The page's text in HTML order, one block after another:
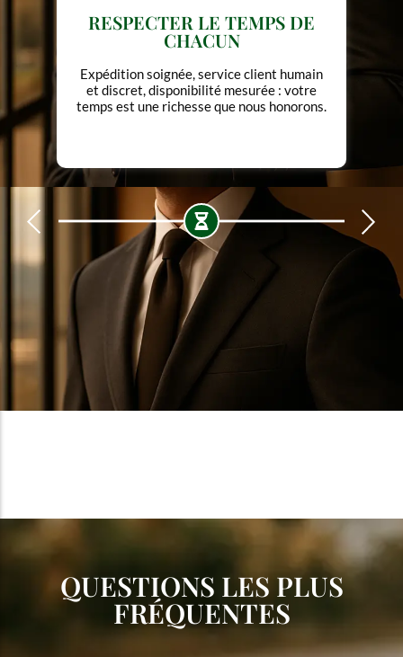
RESPECTER LE TEMPS DE
CHACUN
Expédition soignée, service client humain
et discret, disponibilité mesurée : votre
temps est une richesse que nous honorons.
QUESTIONS LES PLUS
FRÉQUENTES